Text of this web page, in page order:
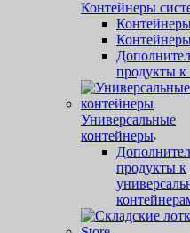
Контейнеры
продукты
Универсальные
контейнеры
продукты к